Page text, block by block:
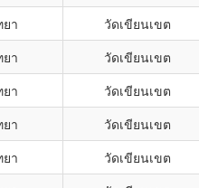
า วัดเขียนเขต
า วัดเขียนเขต
า วัดเขียนเขต
า วัดเขียนเขต
า วัดเขียนเขต